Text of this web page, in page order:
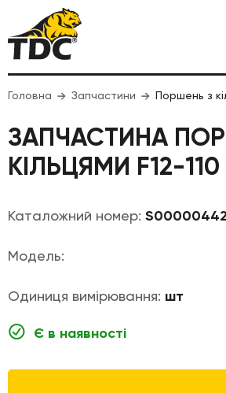
Головна Запчастини Поршень з
ЗАПЧАСТИНА
КІЛЬЦЯМИ F12-110
Каталожний номер:
Модель:
Одиниця вимірювання: шт
Є в наявності